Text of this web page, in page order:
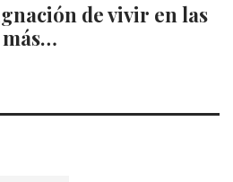
de vivir en las